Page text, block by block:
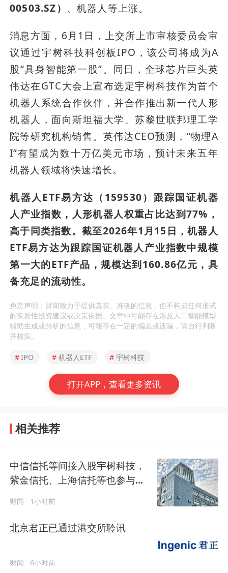
00503.SZ） 、机器人等上涨。
消息方面，6月1日，上交所上市审核委员会审
议通过宇树科技科创板IPO，该公司将成为A
股“具身智能第一股”。同日，全球芯片巨头英
伟达在GTC大会上宣布选定宇树科技作为首个
机器人系统合作伙伴，并合作推出新一代人形
机器人，面向斯坦福大学、苏黎世联邦理工学
院等研究机构销售。英伟达CEO预测，“物理A
I”有望成为数十万亿美元市场，预计未来五年
机器人领域将快速增长。
机器人ETF易方达（159530）跟踪国证机器
人产业指数，人形机器人权重占比达到77%，
高于同类指数。截至2026年1月15日，机器人
ETF易方达为跟踪国证机器人产业指数中规模
第一大的ETF产品，规模达到160.86亿元，具
备充足的流动性。
免责声明：财闻致力于提供真实、准确的信息，但不构成任何形式
的实质性投资建议或决策依据。文章中可能存在涉及人工智能模型
辅助生成或分析的信息，可能存在一定的偏差或遗漏，请自行判断
并核实。
#IPO # 机器人ETF # 宇树科技
打开APP，查看更多资讯
相关推荐
中信信托等间接入股宇树科技，
紫金信托、上海信托等也参与网
下打新
财闻 1小时前
北京君正已通过港交所聆讯
财闻 6小时前